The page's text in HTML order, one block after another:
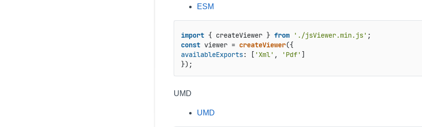
ESM
import { createViewer } from './jsViewer.min.js'
const viewer = createViewer
availableExports: [ 'Xml' , 'Pdf' ]
});
UMD
UMD